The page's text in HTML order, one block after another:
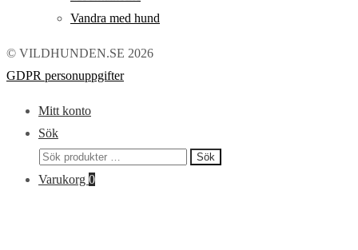
Vandra med hund
© VILDHUNDEN.SE 2026
GDPR personuppgifter
Mitt konto
Sök
Sök
efter:
Sök
Varukorg 0